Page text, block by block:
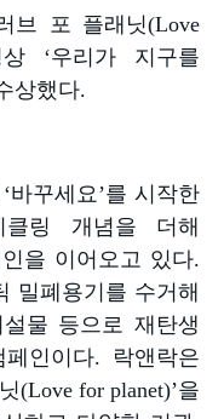
브 포 플래닛(Love
‘우리가 지구를
상했다.
‘바꾸세요 ’를 시작한
클링 개념을 더해
을 이어오고 있다.
밀폐용기를 수거해
물 등으로 재탄생
인이다. 락앤락은
(Love for planet)’을